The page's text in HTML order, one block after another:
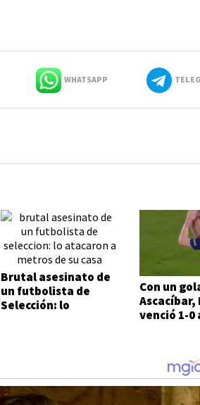
WHATSAPP
Brutal asesinato de
un futbolista de
Selección: lo
Con un
Ascacíbar,
venció 1-0